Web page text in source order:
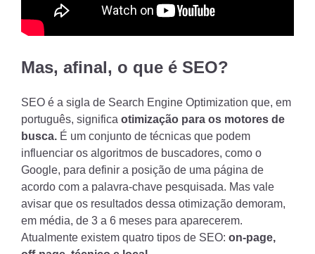
Mas, afinal, o que é SEO?
SEO é a sigla de Search Engine Optimization que, em
português, significa otimização para os motores de
busca. É um conjunto de técnicas que podem
influenciar os algoritmos de buscadores, como o
Google, para definir a posição de uma página de
acordo com a palavra-chave pesquisada. Mas vale
avisar que os resultados dessa otimização demoram,
em média, de 3 a 6 meses para aparecerem.
Atualmente existem quatro tipos de SEO: on-page,